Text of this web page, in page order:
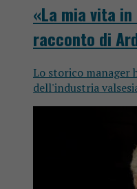
«La mia vita
racconto di
Lo storico manager
dell'industria